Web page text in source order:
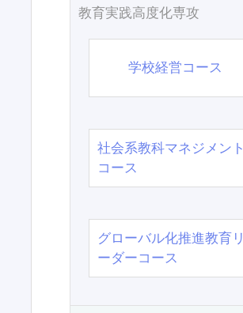
教育実践高度化専攻
学校経営コース
社会系教科マネジメント
コース
グローバル化推進教育リ
ーダーコース